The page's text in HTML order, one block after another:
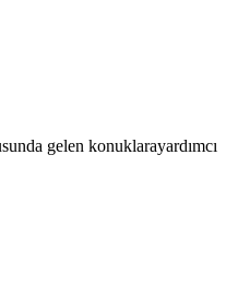
gelen konuklarayardımcı